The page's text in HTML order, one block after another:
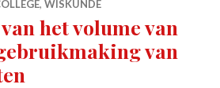
,WISKUNDE
het volume van
van